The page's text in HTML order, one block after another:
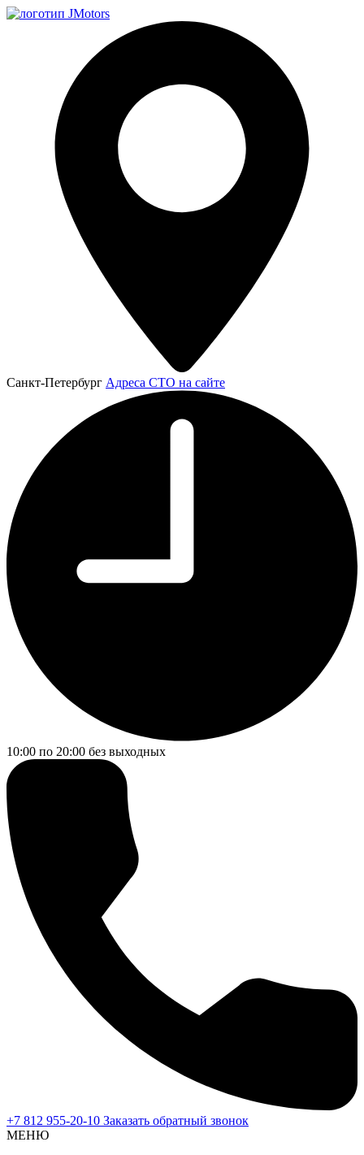
Санкт-Петербург Адреса СТО на сайте
10:00 по 20:00 без выходных
+7 812 955-20-10 Заказать обратный звонок
МЕНЮ